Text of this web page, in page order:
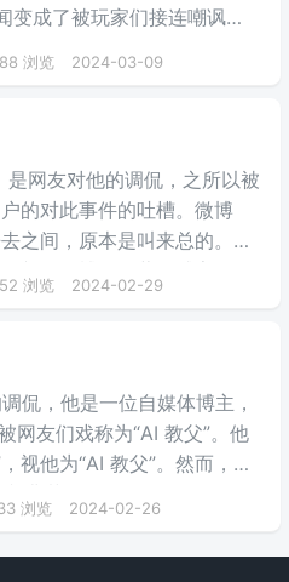
变成了被玩家们接连嘲讽
浏览 2024-03-09
网友对他的调侃，之所以被
的对此事件的吐槽。微博
之间，原本是叫来总的。因
并且微博把屏蔽敏感字的行
提夹总这一称号。
浏览 2024-02-29
侃，他是一位自媒体博主，
网友们戏称为“AI 教父”。他
视他为“AI 教父”。然而，质
浏览 2024-02-26